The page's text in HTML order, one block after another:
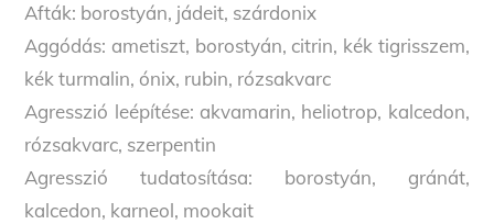
Afták: borostyán, jádeit, szárdonix
Aggódás: ametiszt, borostyán, citrin, kék tigrisszem,
kék turmalin, ónix, rubin, rózsakvarc
Agresszió leépítése: akvamarin, heliotrop, kalcedon,
rózsakvarc, szerpentin
Agresszió tudatosítása: borostyán, gránát,
kalcedon, karneol, mookait